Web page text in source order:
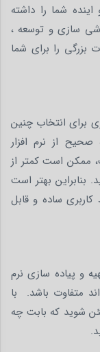
شما را داشته
سازی و توسعه ،
را برای شما
برای انتخاب چنین
صحیح از نرم افزار
ممکن است کمتر از
بنابراین بهتر است
کاربری ساده و قابل
و پیاده سازی نرم
متفاوت باشد. با
شوید که بابت چه